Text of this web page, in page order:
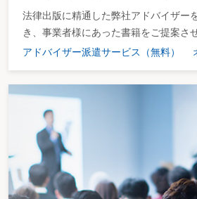
また、上記の「国税の納付の手続」は
Tax）を使用する方法による申請等（国税
り期限内申告書又は源泉徴収に係る所得
る。以下同じ。）と同時に行われる納付
とされている（通規1の3④）。
③ この特例の対象となる納付税額の上限
新たなダイレクト納付のシステムの稼
リスクに鑑み、その影響を抑制する観点
る納付税額の上限額は、1億円（令和6年4
法律出版に精通した弊社アドバイザー
き、事業者様にあった書籍をご提案さ
アドバイザー派遣サービス（無料）